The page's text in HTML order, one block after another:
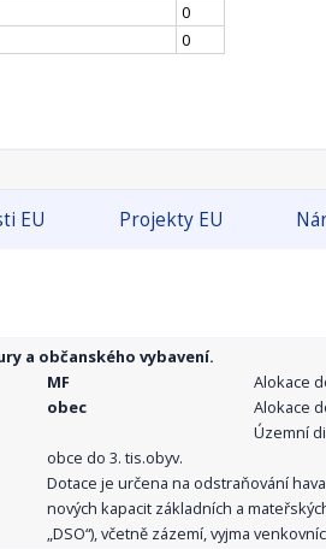
0
0
EU Projekty EU
a občanského vybavení.
MF
obec
Alokace
Alokace
Územní
obce do 3. tis.obyv.
Dotace je určena na odstraňování
nových kapacit základních a
„DSO“), včetně zázemí, vyjma